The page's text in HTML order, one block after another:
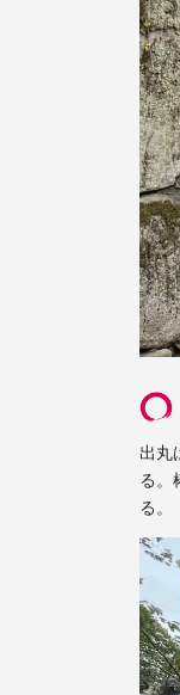
出丸
る。
る。